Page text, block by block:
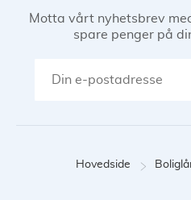
Motta vårt nyhetsbrev
spare penger på
Hovedside